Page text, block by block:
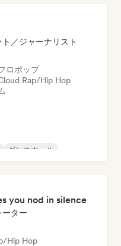
／ジャーナリスト
ロポップ
Rap/Hip Hop
ダンスホール
you nod in silence
ーター
Hip Hop